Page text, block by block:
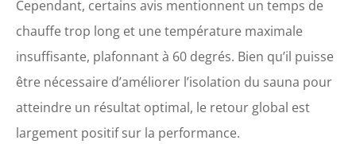
vous permettra de régler la
diffusion de la chaleur
selon vos besoins. sous ses
lignes épurées, ces poêles
électriques pour sauna sont
redoutables d’efficacité.
Profitez d'un installation
facile : vous allez pouvoir
Cependant, certains avis mentionnent un temps de
chauffe trop long et une température maximale
insuffisante, plafonnant à 60 degrés. Bien qu’il puisse
être nécessaire d’améliorer l’isolation du sauna pour
atteindre un résultat optimal, le retour global est
largement positif sur la performance.